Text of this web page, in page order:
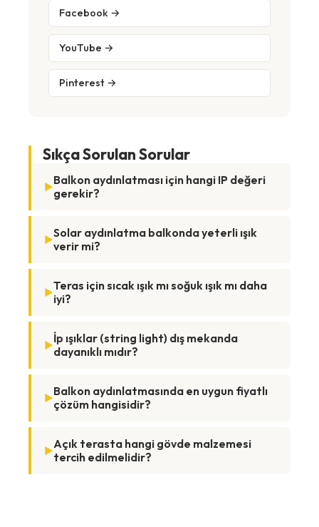
Facebook →
YouTube →
Pinterest →
Sıkça Sorulan Sorular
Balkon aydınlatması için hangi IP değeri
gerekir?
Solar aydınlatma balkonda yeterli ışık
verir mi?
Teras için sıcak ışık mı soğuk ışık mı daha
iyi?
İp ışıklar (string light) dış mekanda
dayanıklı mıdır?
Balkon aydınlatmasında en uygun fiyatlı
çözüm hangisidir?
Açık terasta hangi gövde malzemesi
tercih edilmelidir?